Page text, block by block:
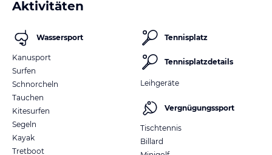
Aktivitäten
Wassersport
Kanusport
Surfen
Schnorcheln
Tauchen
Kitesurfen
Segeln
Kayak
Tretboot
Tennisplatz
Tennisplatzdetails
Leihgeräte
Vergnügungssport
Tischtennis
Billard